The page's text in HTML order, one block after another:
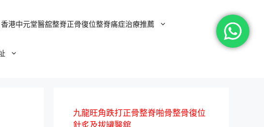
港中元堂醫舘整脊正骨復位整脊痛症治療推薦
九龍旺角跌打正骨整脊啪骨整骨復位
針炙及拔罐醫舘